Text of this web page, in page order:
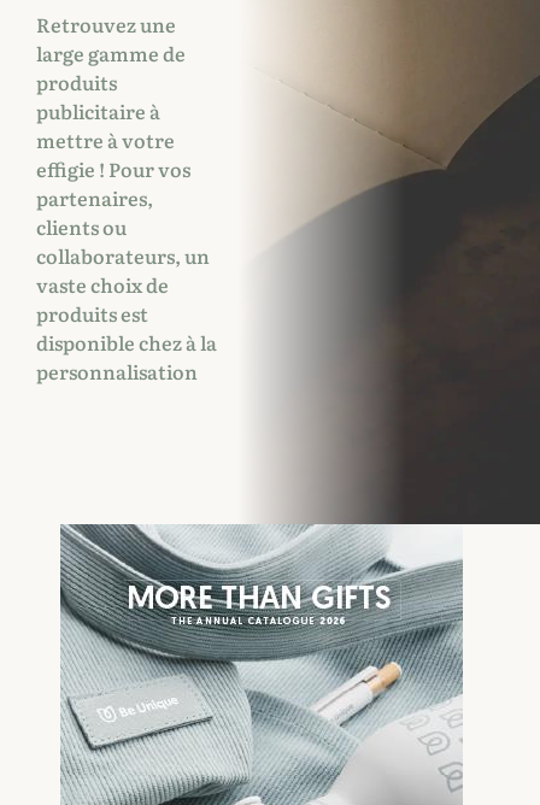
Retrouvez une
large gamme de
produits
publicitaire à
mettre à votre
effigie ! Pour vos
partenaires,
clients ou
collaborateurs, un
vaste choix de
produits est
disponible chez à la
personnalisation